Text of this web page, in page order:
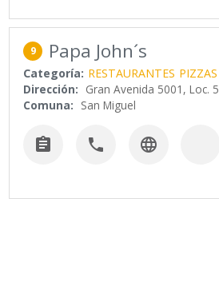
9 Papa John´s
Categoría: RESTAURANTES PIZZAS
Dirección: Gran Avenida 5001, Loc. 5
Comuna: San Miguel
  